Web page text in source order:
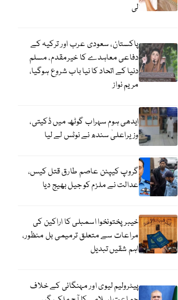
لی
پاکستان، سعودی عرب اور ترکیہ کے
دفاعی معاہدے کا خیرمقدم، مسلم
دنیا کے اتحاد کا نیا باب شروع ہوگیا،
مریم نواز
ایدھی ہوم سہراب گوٹھ میں ڈکیتی،
وزیراعلیٰ سندھ نے نوٹس لے لیا
گروپ کیپٹن عاصم طارق قتل کیس،
عدالت نے ملزم کو جیل بھیج دیا
خیبرپختونخوا اسمبلی کا اراکین کی
مراعات سے متعلق ترمیمی بل منظور،
اہم شقیں تبدیل
پیٹرولیم لیوی اور مہنگائی کے خلاف